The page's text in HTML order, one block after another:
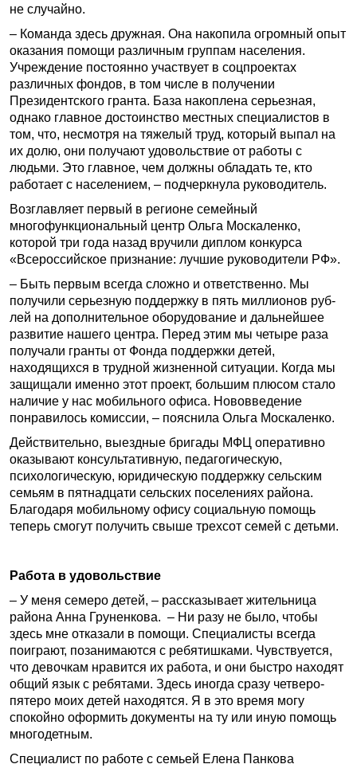
не случайно.
– Команда здесь дружная. Она накопила огромный опыт
оказания помощи различным группам населения.
Учреждение постоянно участвует в соцпроектах
различных фондов, в том числе в получении
Президентского гранта. База накоплена серьезная,
однако главное достоинство местных специалистов в
том, что, несмотря на тяжелый труд, который выпал на
их долю, они получают удовольствие от работы с
людьми. Это главное, чем должны обладать те, кто
работает с населением, – подчеркнула руководитель.
Возглавляет первый в регионе семейный
многофункциональный центр Ольга Москаленко,
которой три года назад вручили диплом конкурса
«Всероссийское признание: лучшие руководители РФ».
– Быть первым всегда сложно и ответственно. Мы
получили серьезную поддержку в пять миллионов руб­
лей на дополнительное оборудование и дальнейшее
развитие нашего центра. Перед этим мы четыре раза
получали гранты от Фонда поддержки детей,
находящихся в трудной жизненной ситуации. Когда мы
защищали именно этот проект, большим плюсом стало
наличие у нас мобильного офиса. Нововведение
понравилось комиссии, – пояснила Ольга Москаленко.
Действительно, выездные бригады МФЦ оперативно
оказывают консультативную, педагогическую,
психологическую, юридическую поддержку сельским
семьям в пятнадцати сельских поселениях района.
Благодаря мобильному офису социальную помощь
теперь смогут получить свыше трехсот семей с детьми.
Работа в удовольствие
– У меня семеро детей, – рассказывает жительница
района Анна Груненкова. – Ни разу не было, чтобы
здесь мне отказали в помощи. Специалисты всегда
поиграют, позанимаются с ребятишками. Чувствуется,
что девочкам нравится их работа, и они быстро находят
общий язык с ребятами. Здесь иногда сразу четверо-
пятеро моих детей находятся. Я в это время могу
спокойно оформить документы на ту или иную помощь
многодетным.
Специалист по работе с семьей Елена Панкова